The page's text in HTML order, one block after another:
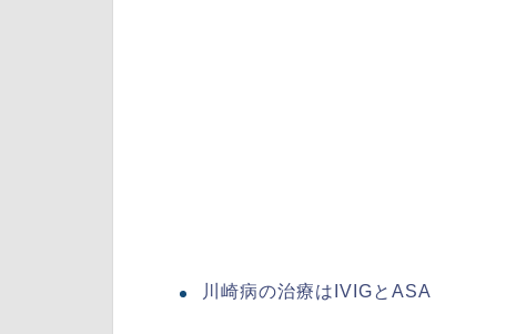
川崎病の治療はIVIGとASA